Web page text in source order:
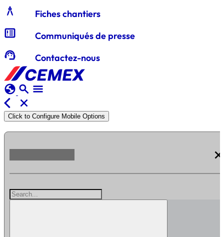
architecture Fiches chantiers
breaking_news Communiqués de presse
support_agent Contactez-nous
globe search menu
arrow_back_ios
close
Click to Configure Mobile Options
close